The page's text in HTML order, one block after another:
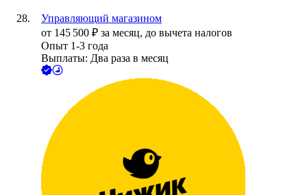
Управляющий магазином
от 145 500 ₽ за месяц, до вычета налогов
Опыт 1-3 года
Выплаты: Два раза в месяц